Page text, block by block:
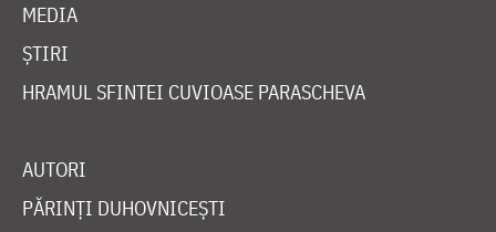
MEDIA
ȘTIRI
HRAMUL SFINTEI CUVIOASE PARASCHEVA
AUTORI
PĂRINȚI DUHOVNICEȘTI